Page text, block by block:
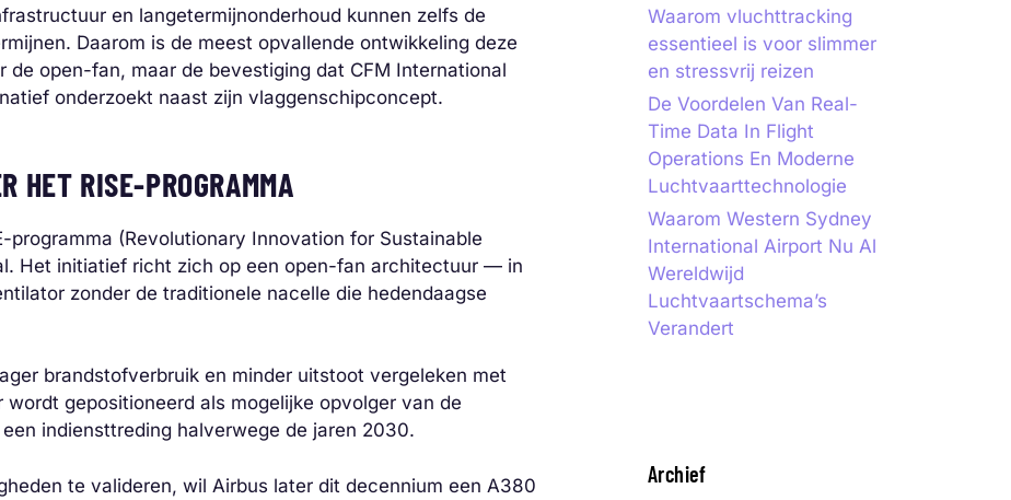
en langetermijnonderhoud kunnen zelfs de
Daarom is de meest opvallende ontwikkeling deze
open-fan, maar de bevestiging dat CFM International
onderzoekt naast zijn vlaggenschipconcept.
HET RISE-PROGRAMMA
programma (Revolutionary Innovation for Sustainable
Het initiatief richt zich op een open-fan architectuur — in
zonder de traditionele nacelle die hedendaagse
brandstofverbruik en minder uitstoot vergeleken met
gepositioneerd als mogelijke opvolger van de
indiensttreding halverwege de jaren 2030.
te valideren, wil Airbus later dit decennium een A380
Waarom vluchttracking
essentieel is voor slimmer
en stressvrij reizen
De Voordelen Van Real-
Time Data In Flight
Operations En Moderne
Luchtvaarttechnologie
Waarom Western Sydney
International Airport Nu Al
Wereldwijd
Luchtvaartschema’s
Verandert
Archief